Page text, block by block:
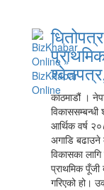
काठमाडौं ।
विकाससम्बन्धी
आर्थिक वर्ष
अगाडि बढाउने
विकासका
प्राथमिक पूँजी
गरिएको हो।